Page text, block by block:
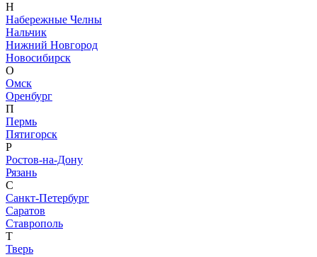
Н
Набережные Челны
Нальчик
Нижний Новгород
Новосибирск
О
Омск
Оренбург
П
Пермь
Пятигорск
Р
Ростов-на-Дону
Рязань
С
Санкт-Петербург
Саратов
Ставрополь
Т
Тверь